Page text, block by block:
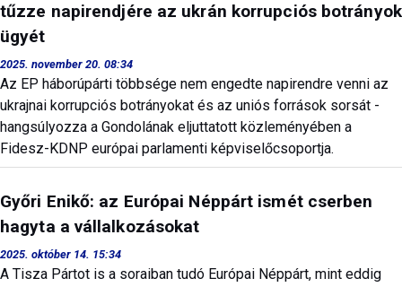
tűzze napirendjére az ukrán korrupciós botrányok
ügyét
2025. november 20. 08:34
Az EP háborúpárti többsége nem engedte napirendre venni az
ukrajnai korrupciós botrányokat és az uniós források sorsát -
hangsúlyozza a Gondolának eljuttatott közleményében a
Fidesz-KDNP európai parlamenti képviselőcsoportja.
Győri Enikő: az Európai Néppárt ismét cserben
hagyta a vállalkozásokat
2025. október 14. 15:34
A Tisza Pártot is a soraiban tudó Európai Néppárt, mint eddig